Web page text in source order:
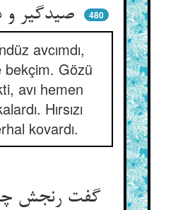
480
avcımdı,
bekçim. Gözü
avı hemen
Hırsızı
kovardı.
گفت رنجش